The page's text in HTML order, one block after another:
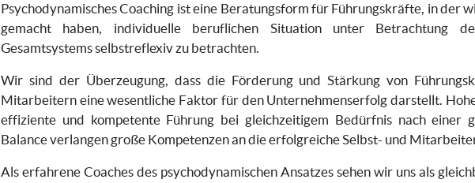
Psychodynamisches Coaching ist eine Beratungsform für Führungskräfte, in der
gemacht haben, individuelle beruflichen Situation unter Betrachtung
Gesamtsystems selbstreflexiv zu betrachten.
Wir sind der Überzeugung, dass die Förderung und Stärkung von
Mitarbeitern eine wesentliche Faktor für den Unternehmenserfolg darstellt.
effiziente und kompetente Führung bei gleichzeitigem Bedürfnis nach einer
Balance verlangen große Kompetenzen an die erfolgreiche Selbst- und
Als erfahrene Coaches des psychodynamischen Ansatzes sehen wir uns als